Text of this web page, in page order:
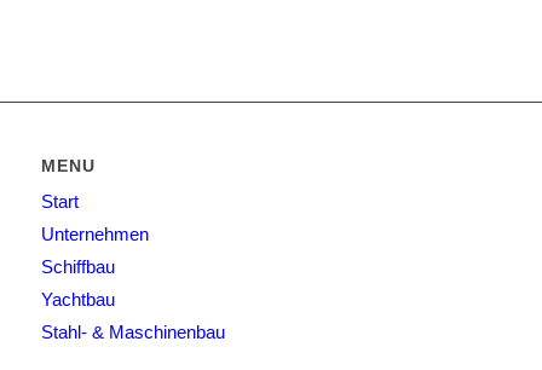
MENU
Start
Unternehmen
Schiffbau
Yachtbau
Stahl- & Maschinenbau